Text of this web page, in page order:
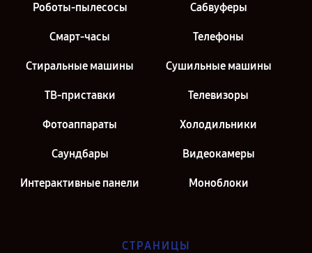
Роботы-пылесосы Сабвуферы
Смарт-часы Телефоны
Стиральные машины Сушильные машины
ТВ-приставки Телевизоры
Фотоаппараты Холодильники
Саундбары Видеокамеры
Интерактивные панели Моноблоки
СТРАНИЦЫ